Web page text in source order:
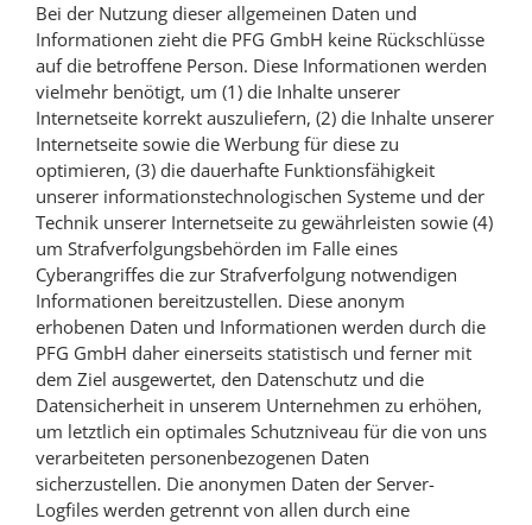
Bei der Nutzung dieser allgemeinen Daten und
Informationen zieht die PFG GmbH keine Rückschlüsse
auf die betroffene Person. Diese Informationen werden
vielmehr benötigt, um (1) die Inhalte unserer
Internetseite korrekt auszuliefern, (2) die Inhalte unserer
Internetseite sowie die Werbung für diese zu
optimieren, (3) die dauerhafte Funktionsfähigkeit
unserer informationstechnologischen Systeme und der
Technik unserer Internetseite zu gewährleisten sowie (4)
um Strafverfolgungsbehörden im Falle eines
Cyberangriffes die zur Strafverfolgung notwendigen
Informationen bereitzustellen. Diese anonym
erhobenen Daten und Informationen werden durch die
PFG GmbH daher einerseits statistisch und ferner mit
dem Ziel ausgewertet, den Datenschutz und die
Datensicherheit in unserem Unternehmen zu erhöhen,
um letztlich ein optimales Schutzniveau für die von uns
verarbeiteten personenbezogenen Daten
sicherzustellen. Die anonymen Daten der Server-
Logfiles werden getrennt von allen durch eine